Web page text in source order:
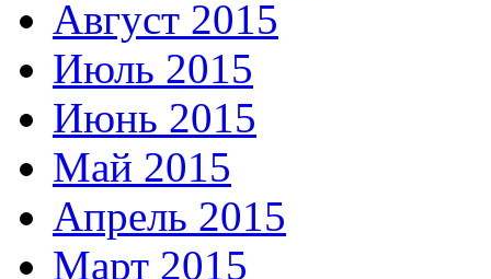
Август 2015
Июль 2015
Июнь 2015
Май 2015
Апрель 2015
Март 2015